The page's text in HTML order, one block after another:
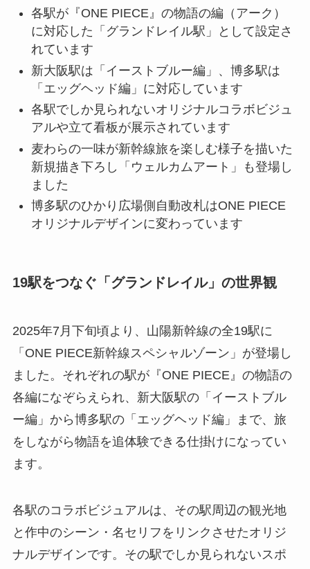
各駅が『ONE PIECE』の物語の編（アーク）
に対応した「グランドレイル駅」として設定さ
れています
新大阪駅は「イーストブルー編」、博多駅は
「エッグヘッド編」に対応しています
各駅でしか見られないオリジナルコラボビジュ
アルや立て看板が展示されています
麦わらの一味が新幹線旅を楽しむ様子を描いた
新規描き下ろし「ウェルカムアート」も登場し
ました
博多駅のひかり広場側自動改札はONE PIECE
オリジナルデザインに変わっています
19駅をつなぐ「グランドレイル」の世界観
2025年7月下旬頃より、山陽新幹線の全19駅に
「ONE PIECE新幹線スペシャルゾーン」が登場し
ました。それぞれの駅が『ONE PIECE』の物語の
各編になぞらえられ、新大阪駅の「イーストブル
ー編」から博多駅の「エッグヘッド編」まで、旅
をしながら物語を追体験できる仕掛けになってい
ます。
各駅のコラボビジュアルは、その駅周辺の観光地
と作中のシーン・名セリフをリンクさせたオリジ
ナルデザインです。その駅でしか見られないスポ